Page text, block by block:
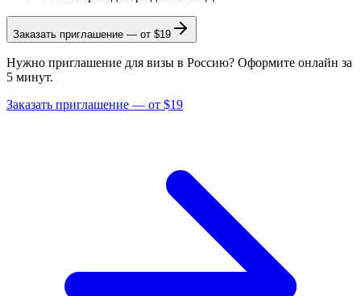
Заказать приглашение — от $19
Нужно приглашение для визы в Россию? Оформите онлайн за
5 минут.
Заказать приглашение — от $19